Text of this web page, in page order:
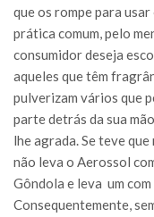
que os rompe para
prática comum, pelo
consumidor deseja
aqueles que têm
pulverizam vários que
parte detrás da sua
lhe agrada. Se teve
não leva o Aerossol
Gôndola e leva um
Consequentemente,